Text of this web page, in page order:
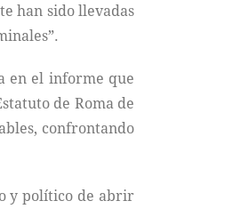
han sido llevadas
en el informe que
de Roma de
confrontando
y político de abrir